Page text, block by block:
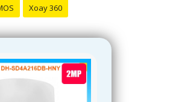
Xoay 360